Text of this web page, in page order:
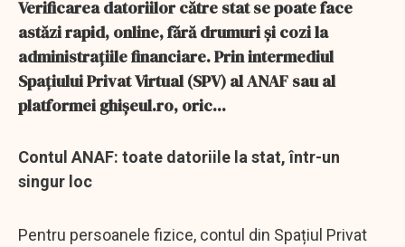
Verificarea datoriilor către stat se poate face
astăzi rapid, online, fără drumuri și cozi la
administrațiile financiare. Prin intermediul
Spațiului Privat Virtual (SPV) al ANAF sau al
platformei ghișeul.ro, oric...
Contul ANAF: toate datoriile la stat, într-un
singur loc
Pentru persoanele fizice, contul din Spațiul Privat